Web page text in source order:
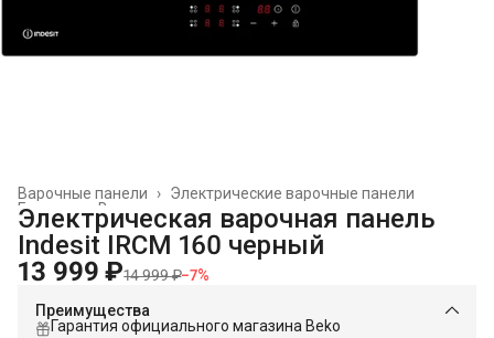
Электрические варочные панели
Варочные панели
›
Встраиваемая техника
Главная
Электрическая варочная панель
Indesit IRCM 160 черный
13 999 ₽14 999 ₽−7%
Преимущества
Гарантия официального магазина Beko